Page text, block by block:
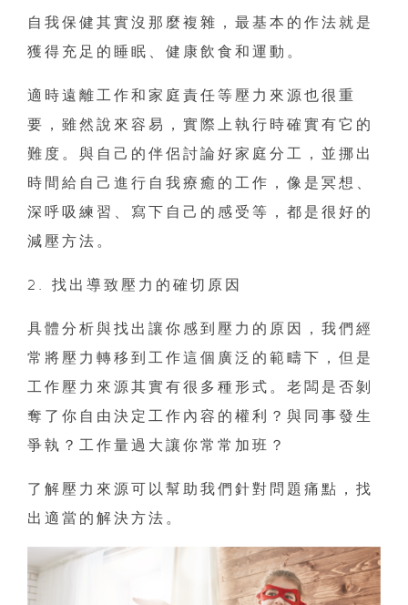
自我保健其實沒那麼複雜，最基本的作法就是
獲得充足的睡眠、健康飲食和運動。
適時遠離工作和家庭責任等壓力來源也很重
要，雖然說來容易，實際上執行時確實有它的
難度。與自己的伴侶討論好家庭分工，並挪出
時間給自己進行自我療癒的工作，像是冥想、
深呼吸練習、寫下自己的感受等，都是很好的
減壓方法。
2. 找出導致壓力的確切原因
具體分析與找出讓你感到壓力的原因，我們經
常將壓力轉移到工作這個廣泛的範疇下，但是
工作壓力來源其實有很多種形式。老闆是否剝
奪了你自由決定工作內容的權利？與同事發生
爭執？工作量過大讓你常常加班？
了解壓力來源可以幫助我們針對問題痛點，找
出適當的解決方法。